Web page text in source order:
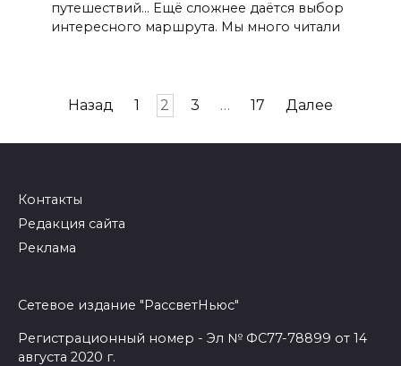
путешествий… Ещё сложнее даётся выбор
интересного маршрута. Мы много читали
Навигация
записям
Назад 1 2 3 … 17 Далее
Контакты
Редакция сайта
Реклама
Сетевое издание "РассветНьюс"
Регистрационный номер - Эл № ФС77-78899 от 14
августа 2020 г.